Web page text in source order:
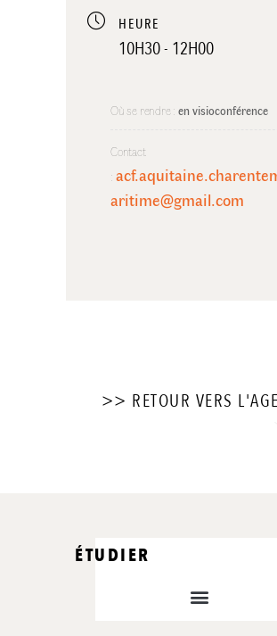
HEURE
10H30 - 12H00
Où se rendre : en visioconférence
Contact
:
aritime@gmail.com
>> RETOUR VERS
ÉTUDIER